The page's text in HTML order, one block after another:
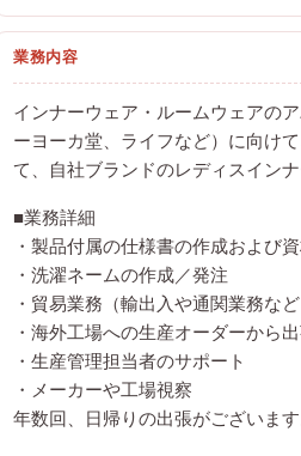
業務内容
インナーウェア・ルームウェアの
ーヨーカ堂、ライフなど）に向け
て、自社ブランドのレディスイン
■業務詳細
・製品付属の仕様書の作成および
・洗濯ネームの作成／発注
・貿易業務（輸出入や通関業務など
・海外工場への生産オーダーから
・生産管理担当者のサポート
・メーカーや工場視察
年数回、日帰りの出張がございます